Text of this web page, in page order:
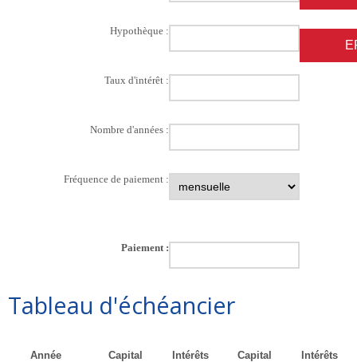
Hypothèque :
Taux d'intérêt :
Nombre d'années :
Fréquence de paiement :
Paiement :
Tableau d'échéancier
Année
Capital
Intérêts
Capital
Intérêts